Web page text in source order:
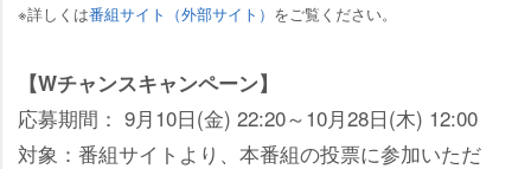
※詳しくは番組サイト（外部サイト） をご覧ください。
【Wチャンスキャンペーン】
応募期間： 9月10日(金) 22:20～10月28日(木) 12:00
対象：番組サイトより、本番組の投票に参加いただ